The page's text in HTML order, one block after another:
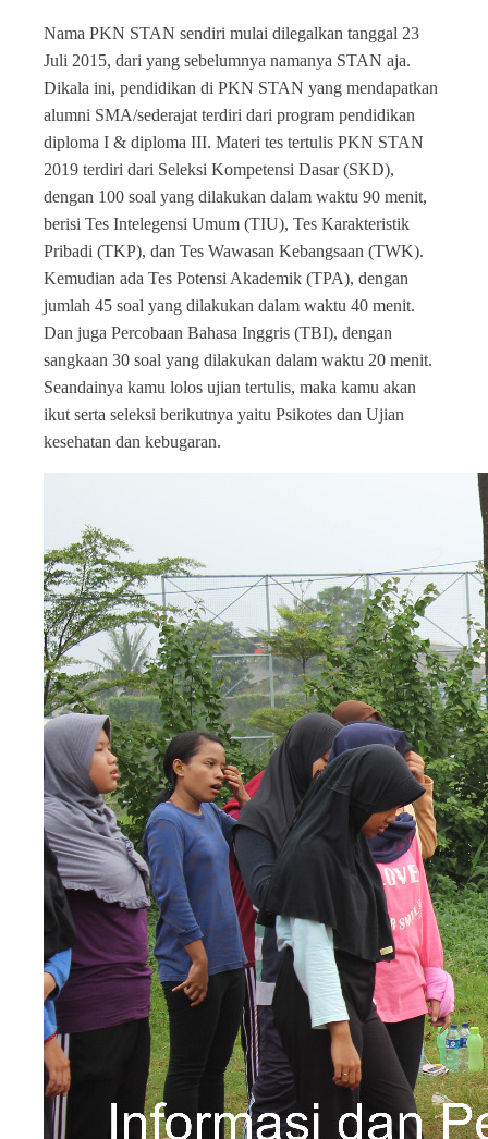
Nama PKN STAN sendiri mulai dilegalkan tanggal 23
Juli 2015, dari yang sebelumnya namanya STAN aja.
Dikala ini, pendidikan di PKN STAN yang mendapatkan
alumni SMA/sederajat terdiri dari program pendidikan
diploma I & diploma III. Materi tes tertulis PKN STAN
2019 terdiri dari Seleksi Kompetensi Dasar (SKD),
dengan 100 soal yang dilakukan dalam waktu 90 menit,
berisi Tes Intelegensi Umum (TIU), Tes Karakteristik
Pribadi (TKP), dan Tes Wawasan Kebangsaan (TWK).
Kemudian ada Tes Potensi Akademik (TPA), dengan
jumlah 45 soal yang dilakukan dalam waktu 40 menit.
Dan juga Percobaan Bahasa Inggris (TBI), dengan
sangkaan 30 soal yang dilakukan dalam waktu 20 menit.
Seandainya kamu lolos ujian tertulis, maka kamu akan
ikut serta seleksi berikutnya yaitu Psikotes dan Ujian
kesehatan dan kebugaran.